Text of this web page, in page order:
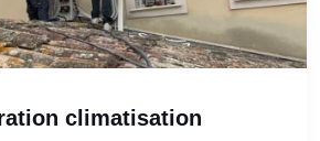
climatisation